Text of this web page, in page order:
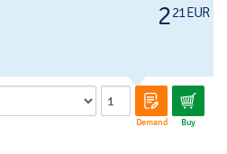
221 EUR
Demand Buy